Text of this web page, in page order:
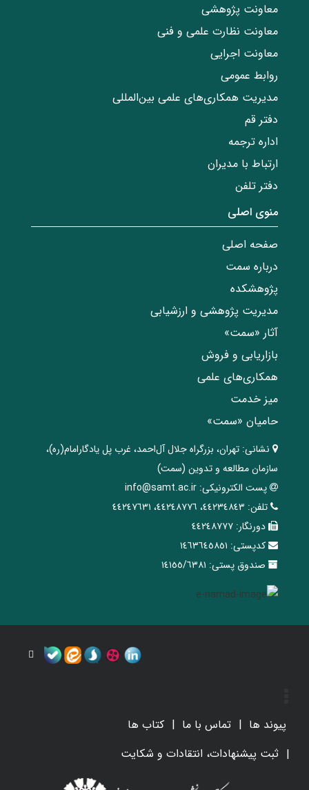
معاونت پژوهشی
معاونت نظارت علمی و فنی
معاونت اجرایی
روابط عمومی
مدیریت همکاری‌های علمی بین‌المللی
دفتر قم
اداره ترجمه
ارتباط با مدیران
دفتر تلفن
منوی اصلی
صفحه اصلی
درباره سمت
پژوهشکده
مدیریت پژوهشی و ارزشیابی
آثار «سمت»
بازاریابی و فروش
همکاری‌های علمی
میز خدمت
حامیان «سمت»
نشانی: تهران، ‌بزرگراه ‌جلال آل‌احمد، غرب پل يادگار‌امام(ره)‌،
سازمان مطالعه و تدوین‌ (سمت)
پست الکترونیکی: info@samt.ac.ir
تلفن: ٤٤٢٣٤٨٤٣، ٤٤٢٤٨٧٧٦، ٤٤٢٤٧٦٣١
دورنگار: ٤٤٢٤٨٧٧٧
کدپستی: ١٤٦٣٦٤٥٨٥١
صندوق پستی: ١٤١٥٥/٦٣٨١
پیوند ها تماس با ما
کتاب ها
ثبت پیشنهادات، انتقادات و شکایت